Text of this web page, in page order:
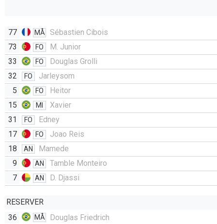
77 MÅ
Sébastien Cibois
73
FO
M. Junior
33
FO
Douglas Grolli
32
FO
Jarleysom
5
FO
Heitor
15
MI
Xavier
31
FO
Edney
17
FO
Joao Reis
18
AN
Mamede
9
AN
Tamble Monteiro
7
AN D. Djassi
RESERVER
36
MÅ
Douglas Friedrich